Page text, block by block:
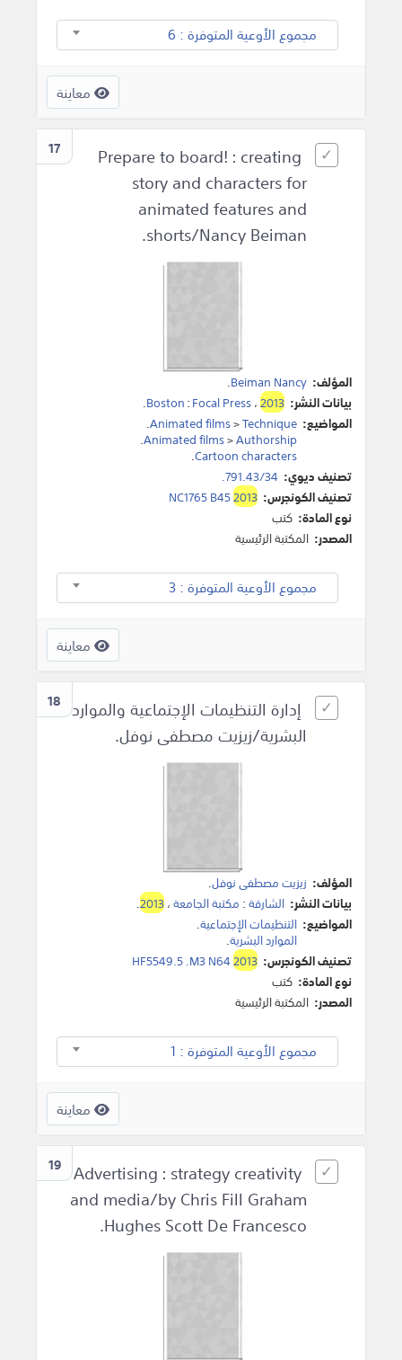
مجموع الأوعية المتوفرة : 6
معاينة
17
Prepare to board! : creating
story and characters for
animated features and
shorts/Nancy Beiman.
المؤلف: Beiman Nancy
.
بيانات النشر:
Boston:Focal Press،2013
.
المواضيع:
Animated films>Technique
.
Animated films>Authorship
.
Cartoon characters
.
تصنيف ديوي: 791.43/34.
تصنيف الكونجرس:
NC1765 B452013
نوع المادة: كتب
المصدر: المكتبة الرئيسية
مجموع الأوعية المتوفرة : 3
معاينة
18 إدارة التنظيمات الإجتماعية والموارد
البشرية/زيزيت مصطفى نوفل.
المؤلف: زيزيت مصطفى نوفل.
بيانات النشر: الشارقة: مكتبة الجامعة،2013
.
المواضيع: التنظيمات الإجتماعية.
الموارد البشرية.
تصنيف الكونجرس:
HF5549.5 .M3 N642013
نوع المادة: كتب
المصدر: المكتبة الرئيسية
مجموع الأوعية المتوفرة : 1
معاينة
19 Advertising : strategy creativity
and media/by Chris Fill Graham
Hughes Scott De Francesco.